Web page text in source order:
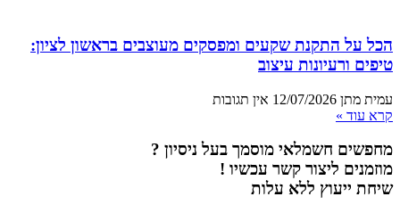
הכל על התקנת שקעים ומפסקים מעוצבים בראשון לציון:
טיפים ורעיונות עיצוב
עמית מתן 12/07/2026 אין תגובות
קרא עוד »
מחפשים חשמלאי מוסמך בעל ניסיון ?
מוזמנים ליצור קשר עכשיו !
שיחת ייעוץ ללא עלות